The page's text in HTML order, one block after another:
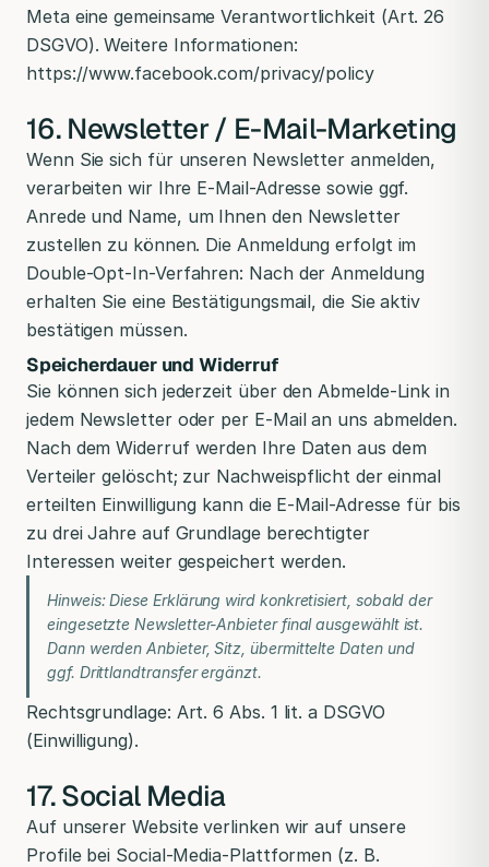
Meta eine gemeinsame Verantwortlichkeit (Art. 26
DSGVO). Weitere Informationen:
https://www.facebook.com/privacy/policy
16. Newsletter / E-Mail-Marketing
Wenn Sie sich für unseren Newsletter anmelden,
verarbeiten wir Ihre E-Mail-Adresse sowie ggf.
Anrede und Name, um Ihnen den Newsletter
zustellen zu können. Die Anmeldung erfolgt im
Double-Opt-In-Verfahren: Nach der Anmeldung
erhalten Sie eine Bestätigungsmail, die Sie aktiv
bestätigen müssen.
Speicherdauer und Widerruf
Sie können sich jederzeit über den Abmelde-Link in
jedem Newsletter oder per E-Mail an uns abmelden.
Nach dem Widerruf werden Ihre Daten aus dem
Verteiler gelöscht; zur Nachweispflicht der einmal
erteilten Einwilligung kann die E-Mail-Adresse für bis
zu drei Jahre auf Grundlage berechtigter
Interessen weiter gespeichert werden.
Hinweis: Diese Erklärung wird konkretisiert, sobald der
eingesetzte Newsletter-Anbieter final ausgewählt ist.
Dann werden Anbieter, Sitz, übermittelte Daten und
ggf. Drittlandtransfer ergänzt.
Rechtsgrundlage: Art. 6 Abs. 1 lit. a DSGVO
(Einwilligung).
17. Social Media
Auf unserer Website verlinken wir auf unsere
Profile bei Social-Media-Plattformen (z. B.